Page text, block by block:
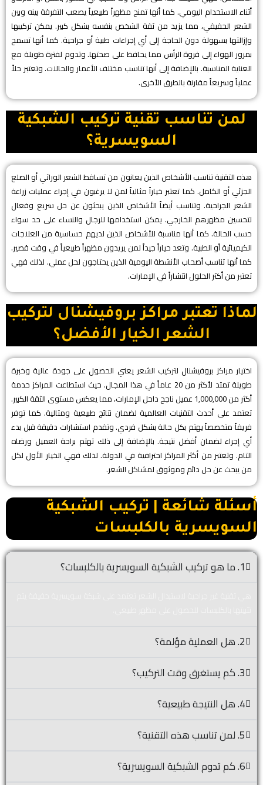
أثناء الاستخدام اليومي. كما أنها تمنح مظهراً طبيعياً يصعب التفرقة بينه وبين
الشعر الحقيقي، مما يزيد من ثقة الشخص بنفسه بشكل كبير. يمكن تركيبها
وإزالتها بسهولة دون الحاجة إلى أي إجراءات طبية أو جراحية. كما أنها تسمح
بمرور الهواء إلى فروة الرأس مما يحافظ على صحتها. وتدوم لفترة طويلة مع
العناية المناسبة. بالإضافة إلى أنها تناسب مختلف الأعمار والحالات. وتعتبر حلاً
عملياً وسريعاً مقارنة بالطرق الأخرى.
لمن تناسب تقنية تركيب الشبكية
السويسرية؟
هذه التقنية تناسب الأشخاص الذين يعانون من تساقط الشعر الوراثي أو الصلع
الجزئي أو الكامل. كما تعتبر خياراً مثالياً لمن لا يرغبون في إجراء عمليات زراعة
الشعر الجراحية. وتناسب أيضاً الأشخاص الذين يبحثون عن حل سريع وفعال
لتحسين مظهرهم الخارجي. يمكن استخدامها للرجال والنساء على حد سواء
حسب الحالة. كما أنها مناسبة للأشخاص الذين لديهم حساسية من العلاجات
الكيميائية أو الطبية. وتعد خياراً جيداً لمن يريدون مظهراً طبيعياً في وقت قصير.
كما أنها تناسب أصحاب الأنشطة اليومية الذين يحتاجون لحل عملي. لذلك فهي
تعتبر من أكثر الحلول انتشاراً في الإمارات.
لماذا تعتبر مراكز بروفيشنال لتركيب
الشعر الخيار الأفضل؟
اختيار مراكز بروفيشنال لتركيب الشعر يعني الحصول على جودة عالية وخبرة
طويلة تمتد لأكثر من 20 عاماً في هذا المجال. حيث استطاعت المراكز خدمة
أكثر من 1,000,000 عميل ناجح داخل الإمارات، مما يعكس مستوى الثقة الكبير.
تعتمد على أحدث التقنيات العالمية لضمان نتائج طبيعية ومثالية. كما توفر
فريقاً متخصصاً يهتم بكل حالة بشكل فردي. وتقدم استشارات دقيقة قبل بدء
أي إجراء لضمان أفضل نتيجة. بالإضافة إلى ذلك تهتم براحة العميل ورضاه
التام. وتعتبر من أكثر المراكز احترافية في الدولة. لذلك فهي الخيار الأول لكل
من يبحث عن حل دائم وموثوق لمشاكل الشعر.
أسئلة شائعة | تركيب الشبكية
السويسرية بالكلبسات
1. ما هو تركيب الشبكية السويسرية بالكلبسات؟
2. هل العملية مؤلمة؟
3. كم يستغرق وقت التركيب؟
4. هل النتيجة طبيعية؟
5. لمن تناسب هذه التقنية؟
6. كم تدوم الشبكية السويسرية؟